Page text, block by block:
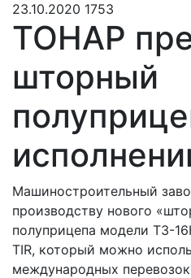
23.10.2020 1753
ТОНАР
шторный
Машиностроительный
производству нового
полуприцепа модели T3-
TIR, который можно
международных